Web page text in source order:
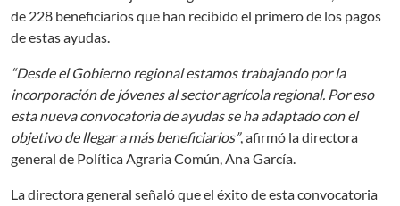
de 228 beneficiarios que han recibido el primero de los pagos
de estas ayudas.
“Desde el Gobierno regional estamos trabajando por la
incorporación de jóvenes al sector agrícola regional. Por eso
esta nueva convocatoria de ayudas se ha adaptado con el
objetivo de llegar a más beneficiarios”, afirmó la directora
general de Política Agraria Común, Ana García.
La directora general señaló que el éxito de esta convocatoria